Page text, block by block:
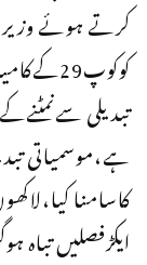
کرتے ہوئے
تبدیلی
ہے،موسمیاتی
کاسامنا
ایکڑفصلیں تباہ